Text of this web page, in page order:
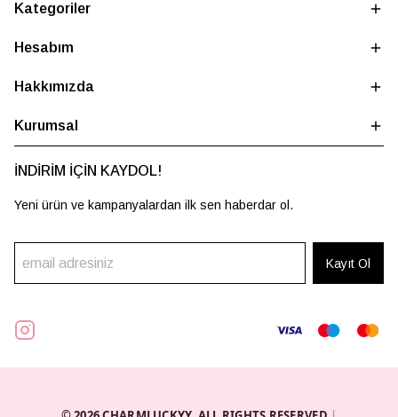
Kategoriler
Hesabım
Hakkımızda
Kurumsal
İNDİRİM İÇİN KAYDOL!
Yeni ürün ve kampanyalardan ilk sen haberdar ol.
Kayıt Ol